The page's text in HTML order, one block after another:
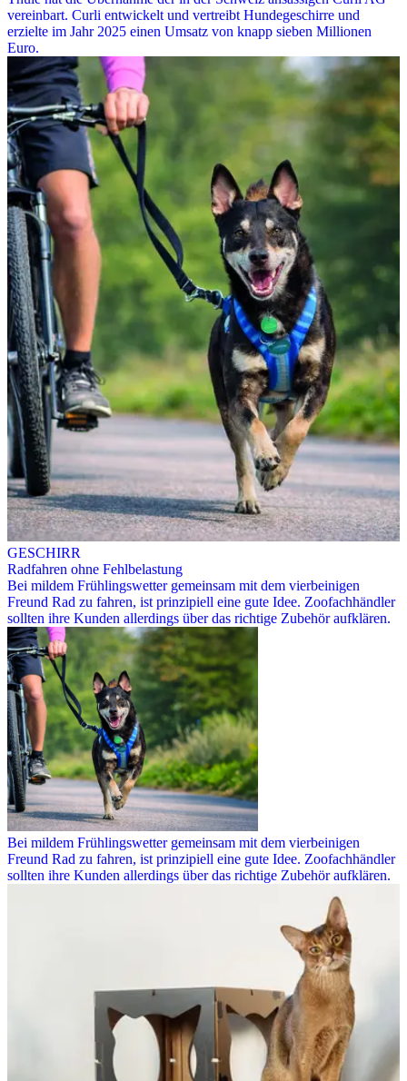
vereinbart. Curli entwickelt und vertreibt Hundegeschirre und
erzielte im Jahr 2025 einen Umsatz von knapp sieben Millionen
Euro.
GESCHIRR
Radfahren ohne Fehlbelastung
Bei mildem Frühlingswetter gemeinsam mit dem vierbeinigen
Freund Rad zu fahren, ist prinzipiell eine gute Idee. Zoofachhändler
sollten ihre Kunden allerdings über das richtige Zubehör aufklären.
Bei mildem Frühlingswetter gemeinsam mit dem vierbeinigen
Freund Rad zu fahren, ist prinzipiell eine gute Idee. Zoofachhändler
sollten ihre Kunden allerdings über das richtige Zubehör aufklären.